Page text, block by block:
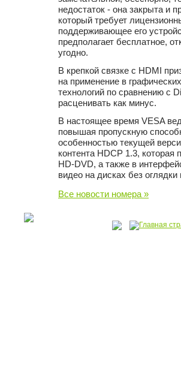
недостаток - она закрыта и
который требует
поддерживающее его
предполагает бесплатное,
угодно.
В крепкой связке с HDMI
на применение в
технологий по сравнению с
расценивать как минус.
В настоящее время VESA
повышая пропускную
особенностью текущей
контента HDCP 1.3, которая
HD-DVD, а также в
видео на дисках без
Все новости номера »